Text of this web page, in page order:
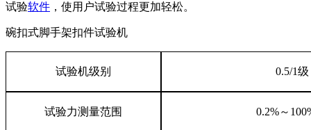
试验软件 ，使用户试验过程更加轻松。
碗扣式脚手架扣件试验机
试验机级别 0.5/1级
试验力测量范围 0.2%～